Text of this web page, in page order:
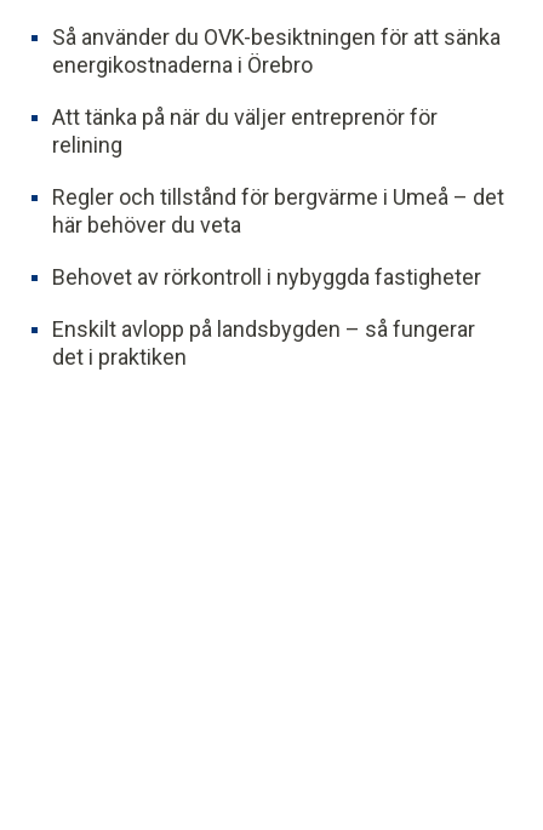
Så använder du OVK-besiktningen för att sänka
energikostnaderna i Örebro
Att tänka på när du väljer entreprenör för
relining
Regler och tillstånd för bergvärme i Umeå – det
här behöver du veta
Behovet av rörkontroll i nybyggda fastigheter
Enskilt avlopp på landsbygden – så fungerar
det i praktiken